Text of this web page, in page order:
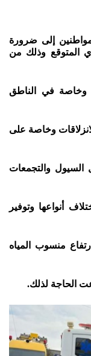
إلى ضرورة
المتوقع وذلك من
وخاصة في الناطق
وخاصة على
السيول والتجمعات
أنواعها وتوفير
منسوب المياه